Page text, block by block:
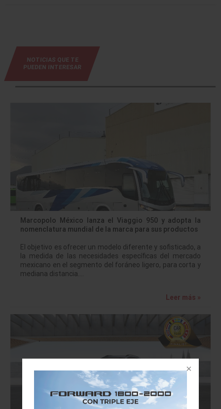
NOTICIAS QUE TE
PUEDEN INTERESAR
Marcopolo México lanza el Viaggio 950 y adopta la
nomenclatura mundial de la marca para sus productos
El objetivo es ofrecer un modelo diferente y sofisticado, a
la medida de las necesidades específicas del mercado
mexicano en el segmento del foráneo ligero, para corta y
mediana distancia.…
Leer más »